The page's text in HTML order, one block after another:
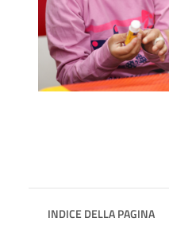
INDICE DELLA PAGINA